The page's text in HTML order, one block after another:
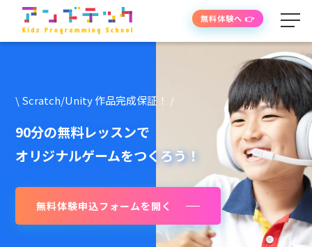
授業の流れ
先生紹介
授業時間・料金
無料体験へ 👉
\ Scratch/Unity 作品完成保証！ /
90分の無料レッスンで
オリジナルゲームをつくろう！
無料体験申込フォームを開く